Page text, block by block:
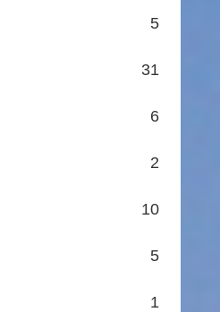
5
31
6
2
10
5
1